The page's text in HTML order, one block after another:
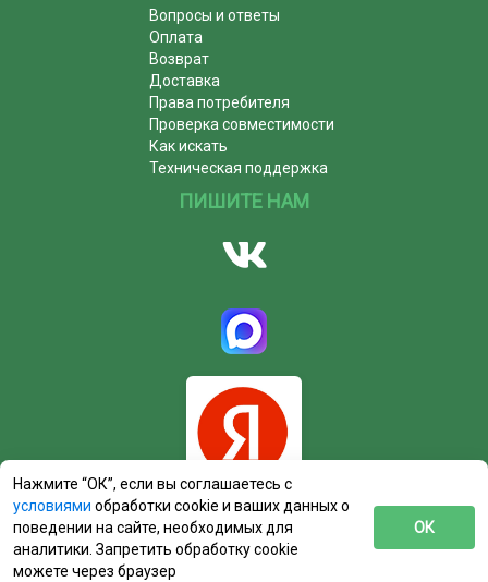
Вопросы и ответы
Оплата
Возврат
Доставка
Права потребителя
Проверка совместимости
Как искать
Техническая поддержка
ПИШИТЕ НАМ
Нажмите “ОК”, если вы соглашаетесь с
условиями обработки cookie и ваших данных о
поведении на сайте, необходимых для
аналитики. Запретить обработку cookie
можете через браузер
ОК